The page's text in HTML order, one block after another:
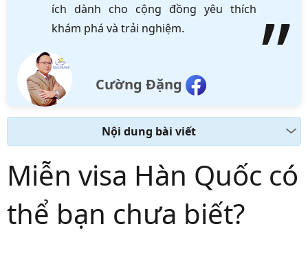
ích dành cho cộng đồng yêu thích
khám phá và trải nghiệm.
Cường Đặng
Nội dung bài viết
Miễn visa Hàn Quốc có
thể bạn chưa biết?